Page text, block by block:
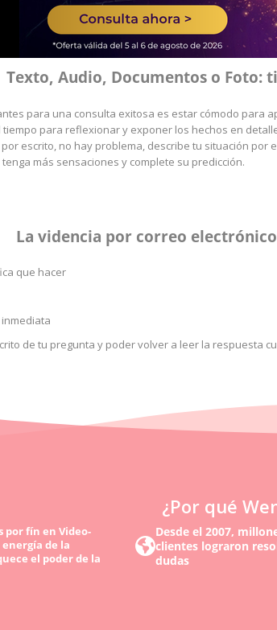
Texto, Audio, Documentos o Foto:
para una consulta exitosa es estar cómodo para
para reflexionar y exponer los hechos en
escrito, no hay problema, describe tu situación
más sensaciones y complete su predicción.
La videncia por correo
que hacer
de tu pregunta y poder volver a leer la respuesta
¿Por qué
por fín en Video-
energía de la
el poder de la
Desde el 2007,
clientes lograron
dudas